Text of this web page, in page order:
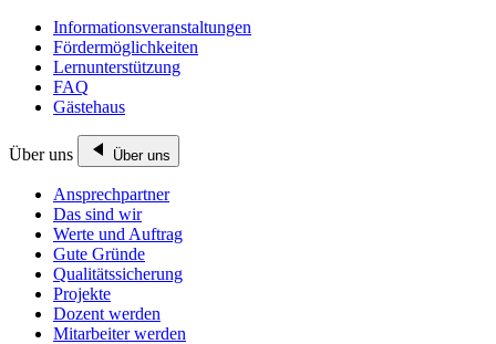
Informationsveranstaltungen
Fördermöglichkeiten
Lernunterstützung
FAQ
Gästehaus
Über uns Über uns
Ansprechpartner
Das sind wir
Werte und Auftrag
Gute Gründe
Qualitätssicherung
Projekte
Dozent werden
Mitarbeiter werden